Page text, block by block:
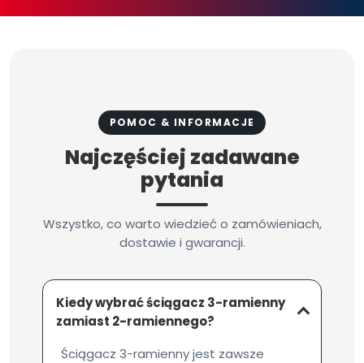
POMOC & INFORMACJE
Najczęściej zadawane
pytania
Wszystko, co warto wiedzieć o zamówieniach,
dostawie i gwarancji.
Kiedy wybrać ściągacz 3-ramienny
zamiast 2-ramiennego?
Ściągacz 3-ramienny jest zawsze